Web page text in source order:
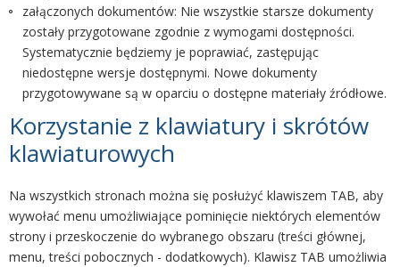
załączonych dokumentów: Nie wszystkie starsze dokumenty
zostały przygotowane zgodnie z wymogami dostępności.
Systematycznie będziemy je poprawiać, zastępując
niedostępne wersje dostępnymi. Nowe dokumenty
przygotowywane są w oparciu o dostępne materiały źródłowe.
Korzystanie z klawiatury i skrótów
klawiaturowych
Na wszystkich stronach można się posłużyć klawiszem TAB, aby
wywołać menu umożliwiające pominięcie niektórych elementów
strony i przeskoczenie do wybranego obszaru (treści głównej,
menu, treści pobocznych - dodatkowych). Klawisz TAB umożliwia